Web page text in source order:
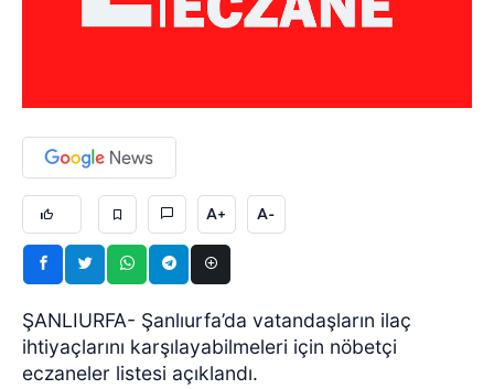
A+ A-
ŞANLIURFA- Şanlıurfa’da vatandaşların ilaç
ihtiyaçlarını karşılayabilmeleri için nöbetçi
eczaneler listesi açıklandı.